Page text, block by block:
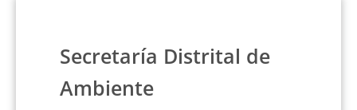
Secretaría Distrital de
Ambiente